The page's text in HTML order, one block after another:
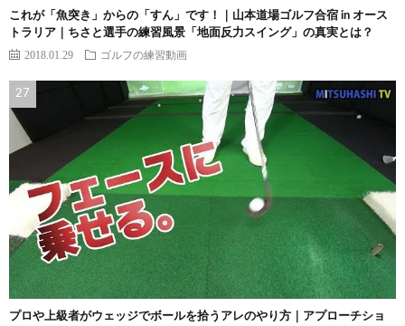
これが「魚突き」からの「すん」です！｜山本道場ゴルフ合宿 in オース
トラリア｜ちさと選手の練習風景「地面反力スイング」の真実とは？
2018.01.29 ゴルフの練習動画
プロや上級者がウェッジでボールを拾うアレのやり方｜アプローチショ